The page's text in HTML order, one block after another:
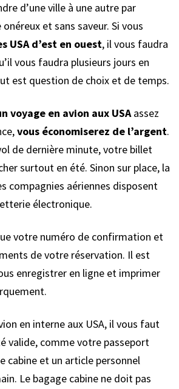
d’une ville à une autre par
et sans saveur. Si vous
USA d’est en ouest, il vous faudra
vous faudra plusieurs jours en
est question de choix et de temps.
voyage en avion aux USAassez
vous économiserez de l’argent.
de dernière minute, votre billet
surtout en été. Sinon sur place, la
compagnies aériennes disposent
électronique.
votre numéro de confirmation et
de votre réservation. Il est
enregistrer en ligne et imprimer
en interne aux USA, il vous faut
valide, comme votre passeport
cabine et un article personnel
Le bagage cabine ne doit pas